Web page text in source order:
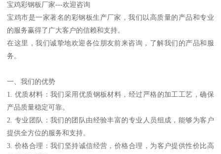
宝鸡彩钢板厂家---欢迎咨询
宝鸡市是一家著名的彩钢板生产厂家，我们以高质量的产品和专业
的服务赢得了广大客户的信赖和支持。
在这里，我们诚挚地欢迎各位朋友前来咨询，了解我们的产品和服
务。
一、我们的优势
1. 优质材料：我们采用优质钢板材料，经过严格的加工工艺，确保
产品质量稳定可靠。
2. 专业团队：我们的团队由经验丰富的专业人员组成，能够为客户
提供全方位的服务和支持。
3. 价格合理：我们坚持诚信经营，价格合理，为客户提供性价比高